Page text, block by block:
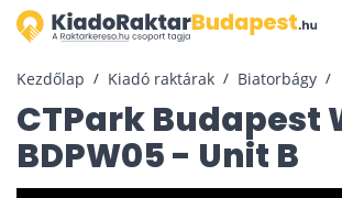
Kezdőlap Kiadó raktárak Biatorbágy
CTPark Budapest West -
BDPW05 - Unit B